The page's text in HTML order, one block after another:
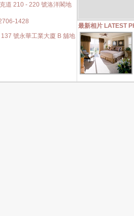
道 210 - 220 號洛洋閣地
1428
號永華工業大廈 B 舖地
最新相片 LATEST